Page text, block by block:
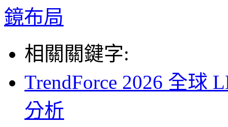
鏡布局
相關關鍵字:
TrendForce 2026 全球
分析